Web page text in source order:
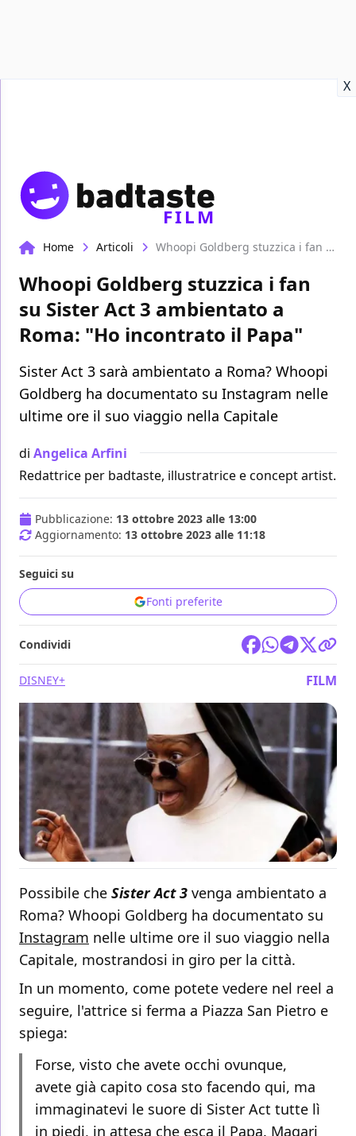
X
FILM
Home Articoli Whoopi Goldberg stuzzica i fan su Sister Act 3 ambientato a Roma: "Ho incontrato il Papa"
Whoopi Goldberg stuzzica i fan
su Sister Act 3 ambientato a
Roma: "Ho incontrato il Papa"
Sister Act 3 sarà ambientato a Roma? Whoopi
Goldberg ha documentato su Instagram nelle
ultime ore il suo viaggio nella Capitale
di Angelica Arfini
Redattrice per badtaste, illustratrice e concept artist.
Pubblicazione: 13 ottobre 2023 alle 13:00
Aggiornamento: 13 ottobre 2023 alle 11:18
Seguici su
Fonti preferite
Condividi
DISNEY+ FILM
Possibile che Sister Act 3 venga ambientato a
Roma? Whoopi Goldberg ha documentato su
Instagram nelle ultime ore il suo viaggio nella
Capitale, mostrandosi in giro per la città.
In un momento, come potete vedere nel reel a
seguire, l'attrice si ferma a Piazza San Pietro e
spiega:
Forse, visto che avete occhi ovunque,
avete già capito cosa sto facendo qui, ma
immaginatevi le suore di Sister Act tutte lì
in piedi, in attesa che esca il Papa. Magari